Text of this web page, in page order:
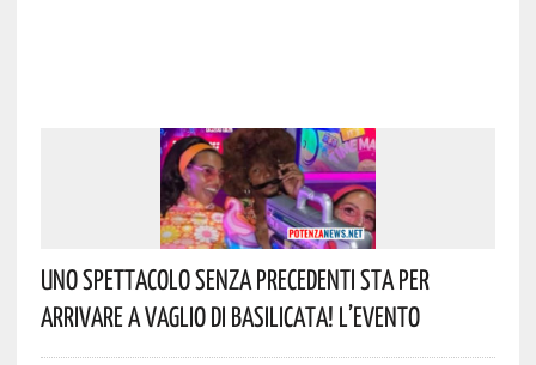
Uno Spettacolo Senza Precedenti Sta Per
Arrivare A Vaglio Di Basilicata! L’evento